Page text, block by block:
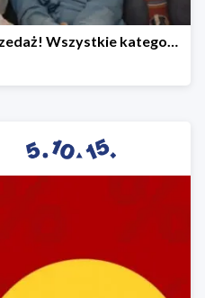
Wyprzedaż! Wszystkie kategorie do -70%